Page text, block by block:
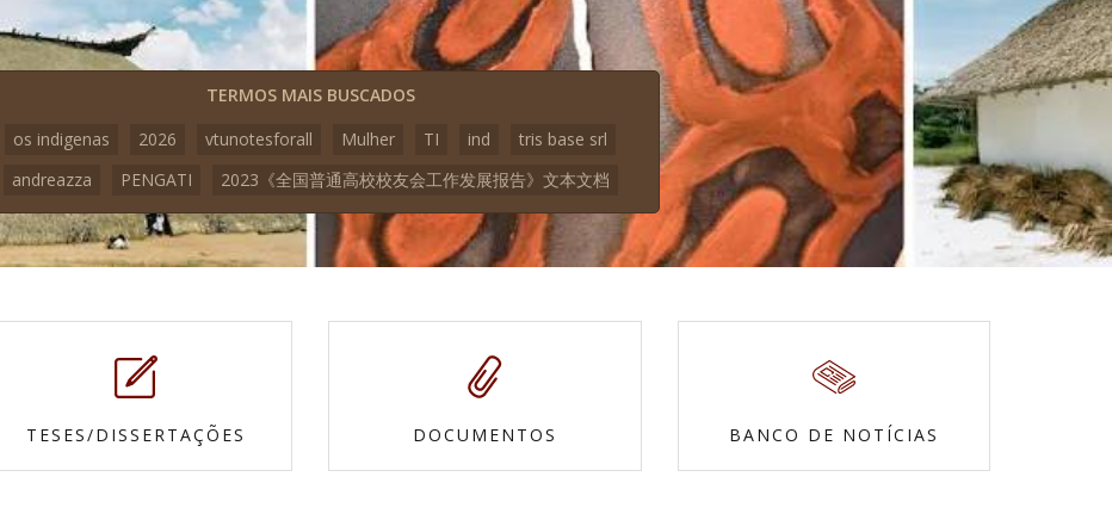
TERMOS MAIS BUSCADOS
os indigenas
2026 vtunotesforall Mulher TI ind
tris base srl
andreazza
PENGATI 2023《全国普通高校校友会工作发展报告》文本文档
TESES/DISSERTAÇÕES DOCUMENTOS BANCO DE NOTÍCIAS